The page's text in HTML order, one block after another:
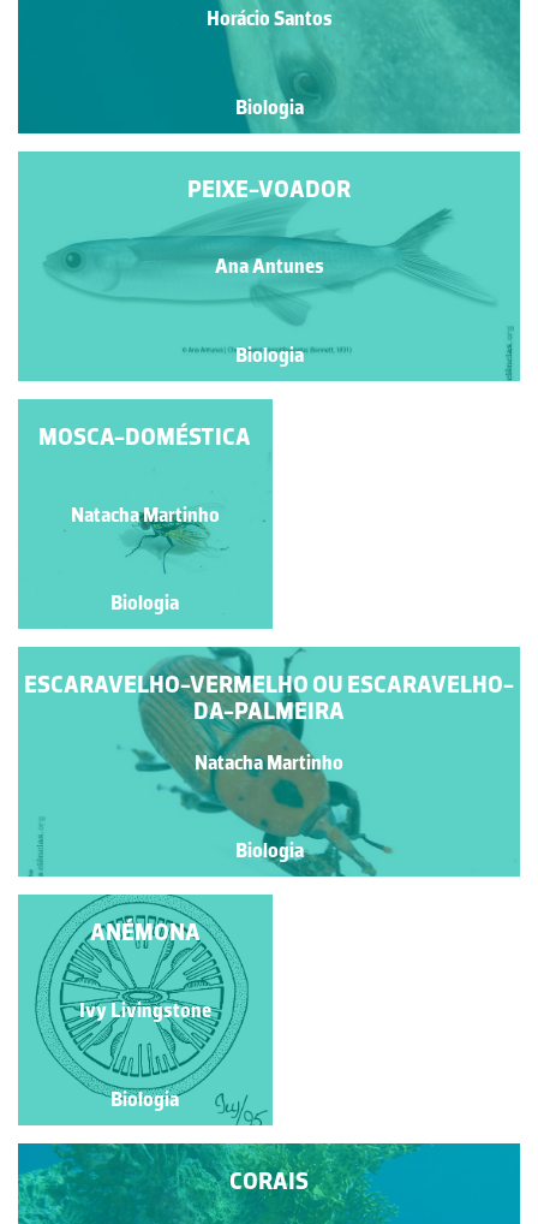
Horácio Santos
Biologia
PEIXE-VOADOR
Ana Antunes
Biologia
ESCARAVELHO-
Natacha Martinho
Biologia
ESCARAVELHO-VERMELHO OU ESCARAVELHO-
DA-PALMEIRA
Natacha Martinho
Biologia
MOSCA-DOMÉSTICA
Natacha Martinho
Biologia
ANÉMONAS-DO-MAR
Paulo Talhadas dos Santos
Biologia
CORAIS
ANÉMONA
Ivy Livingstone
Biologia